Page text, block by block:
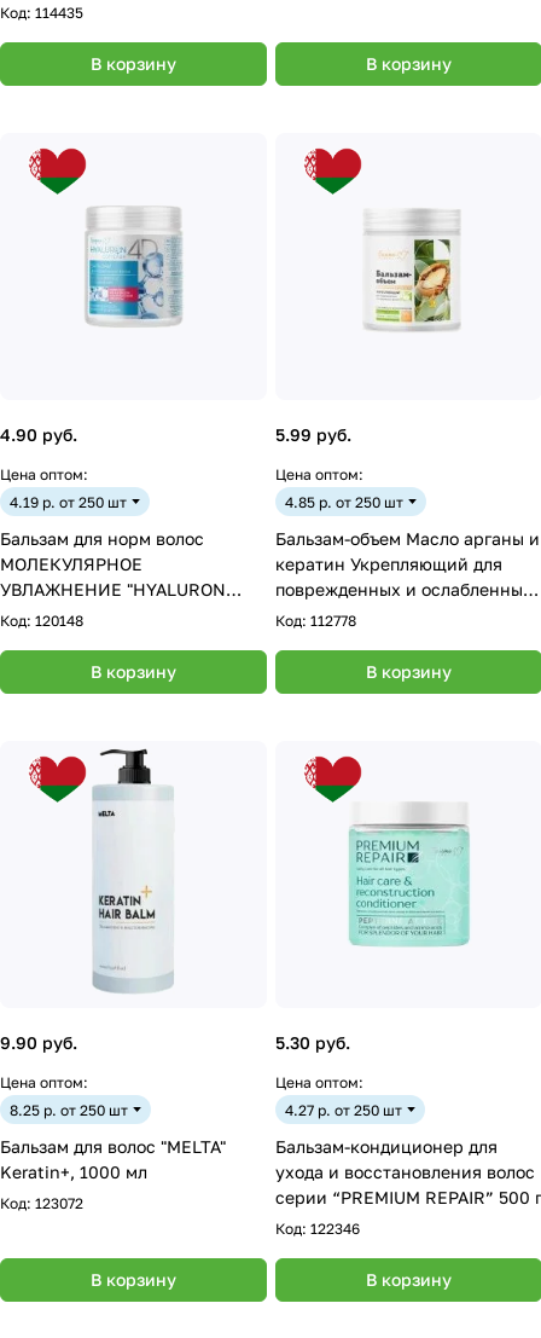
Код: 114435
В корзину В корзину
4.90 руб.
Цена оптом:
4.19 р. от 250 шт
Бальзам для норм волос
МОЛЕКУЛЯРНОЕ
УВЛАЖНЕНИЕ "HYALURON
complex 4D" 500 г
Код: 120148
В корзину
5.99 руб.
Цена оптом:
4.85 р. от 250 шт
Бальзам-объем Масло арганы и
кератин Укрепляющий для
поврежденных и ослабленных
волос, 500 г
Код: 112778
В корзину
9.90 руб.
Цена оптом:
8.25 р. от 250 шт
Бальзам для волос "MELTA"
Keratin+, 1000 мл
Код: 123072
В корзину
5.30 руб.
Цена оптом:
4.27 р. от 250 шт
Бальзам-кондиционер для
ухода и восстановления волос
серии “PREMIUM REPAIR” 500 г
Код: 122346
В корзину